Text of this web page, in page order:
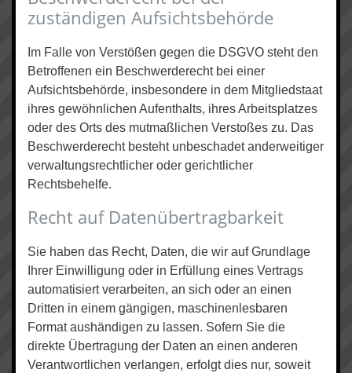
zuständigen Aufsichts­behörde
Im Falle von Verstößen gegen die DSGVO steht den
Betroffenen ein Beschwerderecht bei einer
Aufsichtsbehörde, insbesondere in dem Mitgliedstaat
ihres gewöhnlichen Aufenthalts, ihres Arbeitsplatzes
oder des Orts des mutmaßlichen Verstoßes zu. Das
Beschwerderecht besteht unbeschadet anderweitiger
verwaltungsrechtlicher oder gerichtlicher
Rechtsbehelfe.
Recht auf Daten­übertrag­barkeit
Sie haben das Recht, Daten, die wir auf Grundlage
Ihrer Einwilligung oder in Erfüllung eines Vertrags
automatisiert verarbeiten, an sich oder an einen
Dritten in einem gängigen, maschinenlesbaren
Format aushändigen zu lassen. Sofern Sie die
direkte Übertragung der Daten an einen anderen
Verantwortlichen verlangen, erfolgt dies nur, soweit